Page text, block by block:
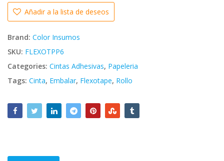
Añadir a la lista de deseos
Brand: Color Insumos
SKU: FLEXOTPP6
Categories: Cintas Adhesivas, Papeleria
Tags: Cinta, Embalar, Flexotape, Rollo